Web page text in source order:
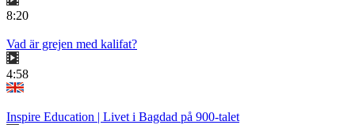
8:20
Vad är grejen med kalifat?
4:58
Inspire Education | Livet i Bagdad på 900-talet